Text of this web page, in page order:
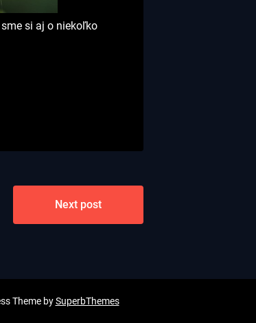
si aj o niekoľko
Next post
Theme bySuperbThemes